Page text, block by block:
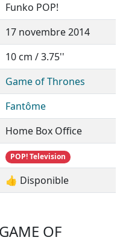
Funko POP!
17 novembre 2014
10 cm / 3.75''
Game of Thrones
Fantôme
Home Box Office
POP! Television
👍 Disponible
OF